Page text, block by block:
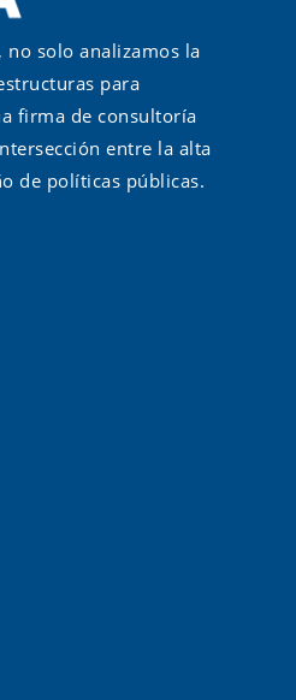
, no solo analizamos la
para
firma de consultoría
entre la alta
de políticas públicas.